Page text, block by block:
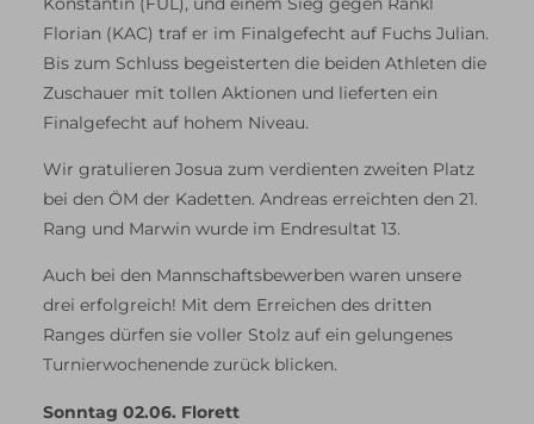
Florian (KAC) traf er im Finalgefecht auf Fuchs Julian.
Bis zum Schluss begeisterten die beiden Athleten die
Zuschauer mit tollen Aktionen und lieferten ein
Finalgefecht auf hohem Niveau.
Wir gratulieren Josua zum verdienten zweiten Platz
bei den ÖM der Kadetten. Andreas erreichten den 21.
Rang und Marwin wurde im Endresultat 13.
Auch bei den Mannschaftsbewerben waren unsere
drei erfolgreich! Mit dem Erreichen des dritten
Ranges dürfen sie voller Stolz auf ein gelungenes
Turnierwochenende zurück blicken.
Sonntag 02.06. Florett